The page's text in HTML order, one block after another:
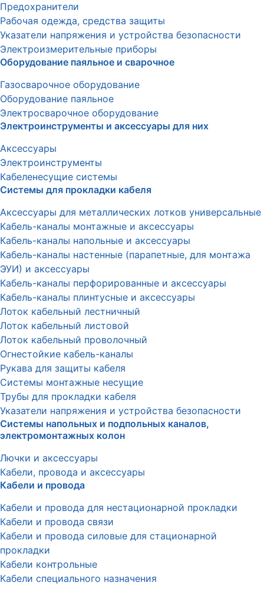
Предохранители
Рабочая одежда, средства защиты
Указатели напряжения и устройства безопасности
Электроизмерительные приборы
Оборудование паяльное и сварочное
Газосварочное оборудование
Оборудование паяльное
Электросварочное оборудование
Электроинструменты и аксессуары для них
Аксессуары
Электроинструменты
Кабеленесущие системы
Системы для прокладки кабеля
Аксессуары для металлических лотков универсальные
Кабель-каналы монтажные и аксессуары
Кабель-каналы напольные и аксессуары
Кабель-каналы настенные (парапетные, для монтажа
ЭУИ) и аксессуары
Кабель-каналы перфорированные и аксессуары
Кабель-каналы плинтусные и аксессуары
Лоток кабельный лестничный
Лоток кабельный листовой
Лоток кабельный проволочный
Огнестойкие кабель-каналы
Рукава для защиты кабеля
Системы монтажные несущие
Трубы для прокладки кабеля
Указатели напряжения и устройства безопасности
Системы напольных и подпольных каналов,
электромонтажных колон
Лючки и аксессуары
Кабели, провода и аксессуары
Кабели и провода
Кабели и провода для нестационарной прокладки
Кабели и провода связи
Кабели и провода силовые для стационарной
прокладки
Кабели контрольные
Кабели специального назначения